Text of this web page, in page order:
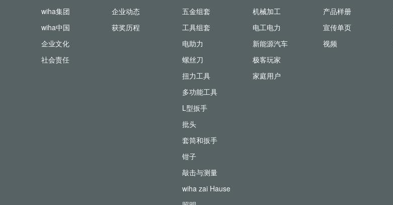
wiha集团
wiha中国
企业文化
社会责任
企业动态
获奖历程
五金组套
工具组套
电助力
螺丝刀
扭力工具
多功能工具
L型扳手
批头
套筒和扳手
钳子
敲击与测量
wiha zai Hause
机械加工
电工电力
新能源汽车
极客玩家
家庭用户
产品样册
宣传单页
视频